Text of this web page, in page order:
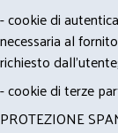
- cookie di
necessaria al
richiesto dall'utente;
- cookie di terze
PROTEZIONE